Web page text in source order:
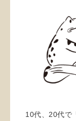
10代、20代で